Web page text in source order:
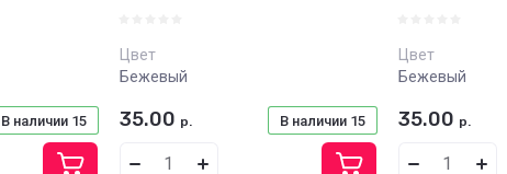
В наличии 15
Цвет
Бежевый
В наличии 15
35.00 р.
Цвет
Бежевый
35.00 р.